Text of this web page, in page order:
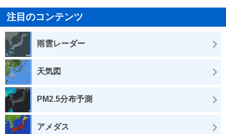
注目のコンテンツ
雨雲レーダー
天気図
PM2.5分布予測
アメダス